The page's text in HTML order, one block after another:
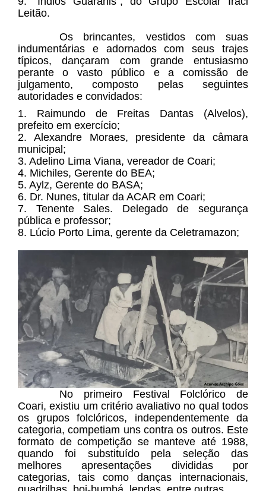
Leitão.
Os brincantes, vestidos com suas
indumentárias e adornados com seus trajes
típicos, dançaram com grande entusiasmo
perante o vasto público e a comissão de
julgamento, composto pelas seguintes
autoridades e convidados:
1. Raimundo de Freitas Dantas (Alvelos),
prefeito em exercício;
2. Alexandre Moraes, presidente da câmara
municipal;
3. Adelino Lima Viana, vereador de Coari;
4. Michiles, Gerente do BEA;
5. Aylz, Gerente do BASA;
6. Dr. Nunes, titular da ACAR em Coari;
7. Tenente Sales. Delegado de segurança
pública e professor;
8. Lúcio Porto Lima, gerente da Celetramazon;
No primeiro Festival Folclórico de
Coari, existiu um critério avaliativo no qual todos
os grupos folclóricos, independentemente da
categoria, competiam uns contra os outros. Este
formato de competição se manteve até 1988,
quando foi substituído pela seleção das
melhores apresentações divididas por
categorias, tais como danças internacionais,